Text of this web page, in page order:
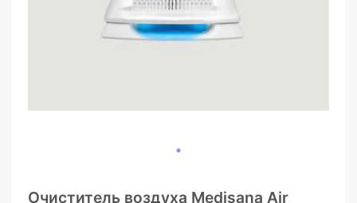
Очиститель воздуха Medisana Air